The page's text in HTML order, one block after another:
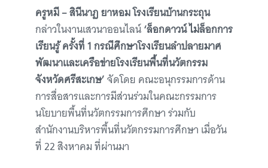
ครูหมี – สินีนาฏ ยาหอม โรงเรียนบ้านกระถุน
กล่าวในงานเสวนาออนไลน์‘ล็อกดาวน์ ไม่ล็อกการ
เรียนรู้ ครั้งที่ 1 กรณีศึกษาโรงเรียนลำปลายมาศ
พัฒนาและเครือข่ายโรงเรียนพื้นที่นวัตกรรม
จังหวัดศรีสะเกษ’จัดโดย คณะอนุกรรมการด้าน
การสื่อสารและการมีส่วนร่วมในคณะกรรมการ
นโยบายพื้นที่นวัตกรรมการศึกษา ร่วมกับ
สำนักงานบริหารพื้นที่นวัตกรรมการศึกษา เมื่อวัน
ที่ 22 สิงหาคม ที่ผ่านมา